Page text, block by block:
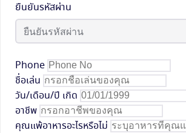
ยืนยันรหัสผ่าน
Phone
ชื่อเล่น
วัน/เดือน/ปี เกิด
อาชีพ
คุณแพ้อาหารอะไรหรือไม่